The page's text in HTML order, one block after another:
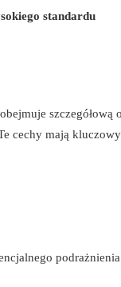
standardu
szczegółową
cechy mają kluczowy
podrażnienia